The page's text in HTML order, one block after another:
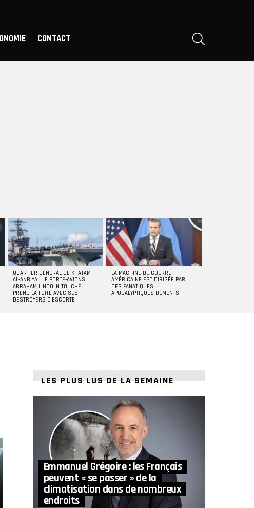
CONTACT
QUARTIER GÉNÉRAL DE KHATAM
AL-ANBIYA : LE PORTE-AVIONS
ABRAHAM LINCOLN TOUCHÉ,
PREND LA FUITE AVEC SES
DESTROYERS D’ESCORTE
LA MACHINE DE GUERRE
AMÉRICAINE EST DIRIGÉE PAR
DES FANATIQUES
APOCALYPTIQUES DÉMENTS
LES PLUS LUS DE LA SEMAINE
Emmanuel Grégoire : les Français
peuvent « se passer » de la
climatisation dans de nombreux
endroits